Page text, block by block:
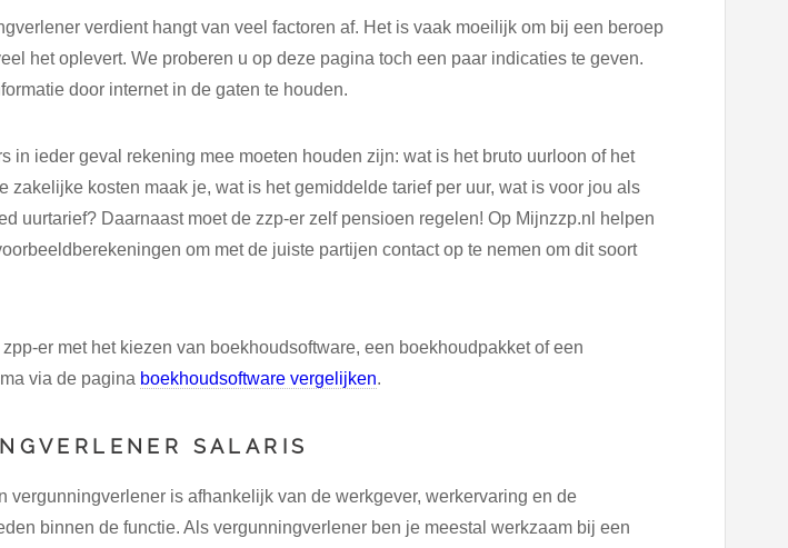
verdient hangt van veel factoren af. Het is vaak moeilijk om bij een beroep
het oplevert. We proberen u op deze pagina toch een paar indicaties te geven.
door internet in de gaten te houden.
in ieder geval rekening mee moeten houden zijn: wat is het bruto uurloon of het
zakelijke kosten maak je, wat is het gemiddelde tarief per uur, wat is voor jou als
uurtarief? Daarnaast moet de zzp-er zelf pensioen regelen! Op Mijnzzp.nl helpen
om met de juiste partijen contact op te nemen om dit soort
er met het kiezen van boekhoudsoftware, een boekhoudpakket of een
via de pagina boekhoudsoftware vergelijken.
SALARIS
vergunningverlener is afhankelijk van de werkgever, werkervaring en de
binnen de functie. Als vergunningverlener ben je meestal werkzaam bij een